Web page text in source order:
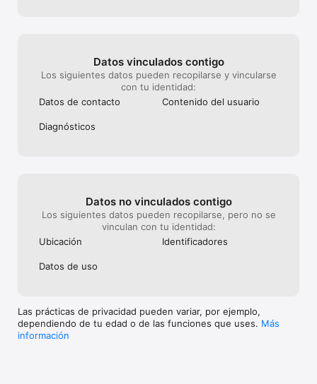
Datos vinculados contigo
Los siguientes datos pueden recopilarse y vincularse
con tu identidad:
Datos de contacto
Contenido del usuario
Diagnósticos
Datos no vinculados contigo
Los siguientes datos pueden recopilarse, pero no se
vinculan con tu identidad:
Ubicación
Identificado­res
Datos de uso
Las prácticas de privacidad pueden variar, por ejemplo,
dependiendo de tu edad o de las funciones que uses. Más
información